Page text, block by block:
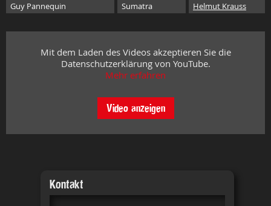
Guy Pannequin
Sumatra Helmut Krauss
Mit dem Laden des Videos akzeptieren Sie die
Datenschutzerklärung von YouTube.
Mehr erfahren
Video anzeigen
Kontakt